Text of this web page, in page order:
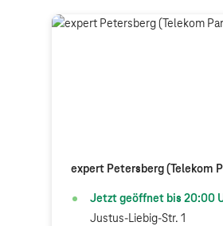
expert Petersberg (Telekom
Jetzt geöffnet bis 20:00
Justus-Liebig-Str. 1